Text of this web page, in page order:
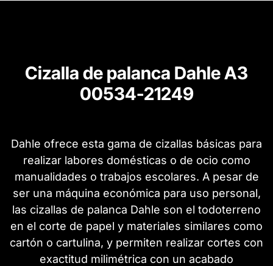
Cizalla de palanca Dahle A3
00534-21249
Dahle ofrece esta gama de cizallas básicas para
realizar labores domésticas o de ocio como
manualidades o trabajos escolares. A pesar de
ser una máquina económica para uso personal,
las cizallas de palanca Dahle son el todoterreno
en el corte de papel y materiales similares como
cartón o cartulina, y permiten realizar cortes con
exactitud milimétrica con un acabado